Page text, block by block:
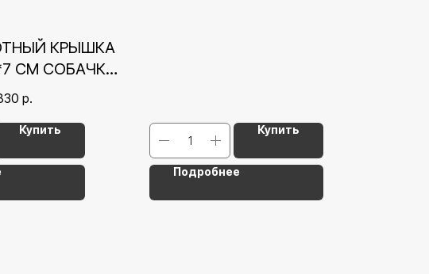
КРЫШКА
СМ СОБАЧКИ
р.
Купить Купить
Подробнее